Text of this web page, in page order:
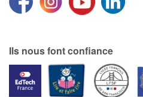
Contraste +
Aide
Accueil
Ils nous font confiance